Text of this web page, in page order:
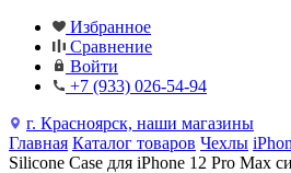
Избранное
Сравнение
Войти
+7 (933) 026-54-94
г. Красноярск, наши магазины
Главная Каталог товаров Чехлы
Silicone Case для iPhone 12 Pro Max